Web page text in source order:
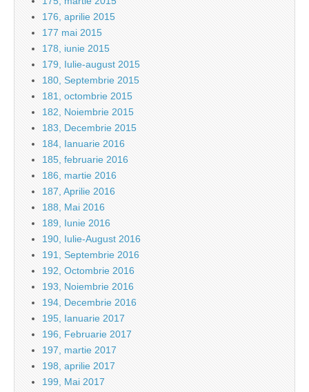
176, aprilie 2015
177 mai 2015
178, iunie 2015
179, Iulie-august 2015
180, Septembrie 2015
181, octombrie 2015
182, Noiembrie 2015
183, Decembrie 2015
184, Ianuarie 2016
185, februarie 2016
186, martie 2016
187, Aprilie 2016
188, Mai 2016
189, Iunie 2016
190, Iulie-August 2016
191, Septembrie 2016
192, Octombrie 2016
193, Noiembrie 2016
194, Decembrie 2016
195, Ianuarie 2017
196, Februarie 2017
197, martie 2017
198, aprilie 2017
199, Mai 2017